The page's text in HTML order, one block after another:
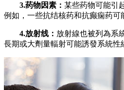
3.药物因素： 某些药物可能引
例如，一些抗结核药和抗癫痫药可
4.放射线： 放射線也被列為系
長期或大劑量輻射可能誘發系統性